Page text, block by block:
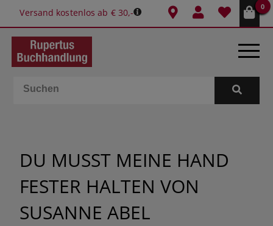
Versand kostenlos ab € 30,-
0
BÜCHER
SPIELE
GESCHENKIDEEN & MEHR
DU MUSST MEINE HAND
FESTER HALTEN VON
SUSANNE ABEL